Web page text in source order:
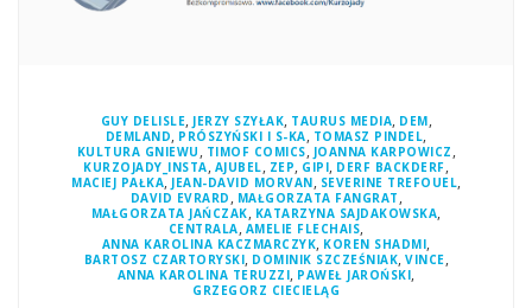
GUY DELISLE, JERZY SZYŁAK, TAURUS MEDIA, DEM,
DEMLAND, PRÓSZYŃSKI I S-KA, TOMASZ PINDEL,
KULTURA GNIEWU, TIMOF COMICS, JOANNA KARPOWICZ,
KURZOJADY_INSTA, AJUBEL, ZEP, GIPI, DERF BACKDERF,
MACIEJ PAŁKA, JEAN-DAVID MORVAN, SEVERINE TREFOUEL,
DAVID EVRARD, MAŁGORZATA FANGRAT,
MAŁGORZATA JAŃCZAK, KATARZYNA SAJDAKOWSKA,
CENTRALA, AMELIE FLECHAIS,
ANNA KAROLINA KACZMARCZYK, KOREN SHADMI,
BARTOSZ CZARTORYSKI, DOMINIK SZCZEŚNIAK, VINCE,
ANNA KAROLINA TERUZZI, PAWEŁ JAROŃSKI,
GRZEGORZ CIECIELĄG